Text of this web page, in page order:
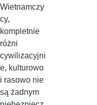
Wietnamczy
cy,
kompletnie
różni
cywilizacyjni
e, kulturowo
i rasowo nie
są żadnym